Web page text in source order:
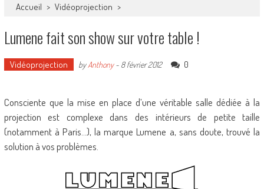
Accueil > Vidéoprojection >
Lumene fait son show sur votre table !
Vidéoprojection byAnthony- 8 février 2012 0
Consciente que la mise en place d’une véritable salle dédiée à la
projection est complexe dans des intérieurs de petite taille
(notamment à Paris…), la marque Lumene a, sans doute, trouvé la
solution à vos problèmes.